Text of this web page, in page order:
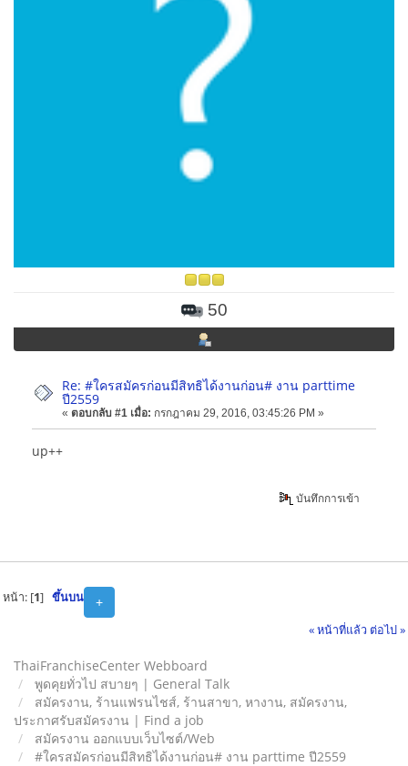
50
Re: #ใครสมัครก่อนมีสิทธิได้งานก่อน# งาน parttime
ปี2559
« ตอบกลับ #1 เมื่อ: กรกฎาคม 29, 2016, 03:45:26 PM »
up++
บันทึกการเข้า
+
หน้า: [1] ขึ้นบน
« หน้าที่แล้ว ต่อไป »
ThaiFranchiseCenter Webboard
พูดคุยทั่วไป สบายๆ | General Talk
สมัครงาน, ร้านแฟรนไชส์, ร้านสาขา, หางาน, สมัครงาน,
ประกาศรับสมัครงาน | Find a job
สมัครงาน ออกแบบเว็บไซต์/Web
#ใครสมัครก่อนมีสิทธิได้งานก่อน# งาน parttime ปี2559